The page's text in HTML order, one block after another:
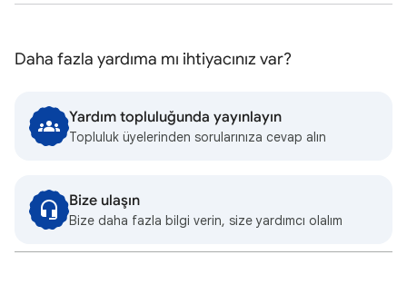
Daha fazla yardıma mı ihtiyacınız var?
Yardım topluluğunda yayınlayın
Topluluk üyelerinden sorularınıza cevap alın
Bize ulaşın
Bize daha fazla bilgi verin, size yardımcı olalım